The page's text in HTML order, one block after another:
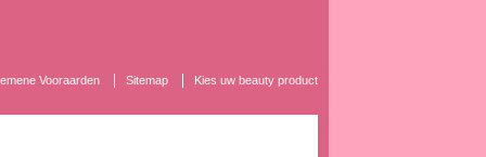
Vooraarden Sitemap Kies uw beauty product